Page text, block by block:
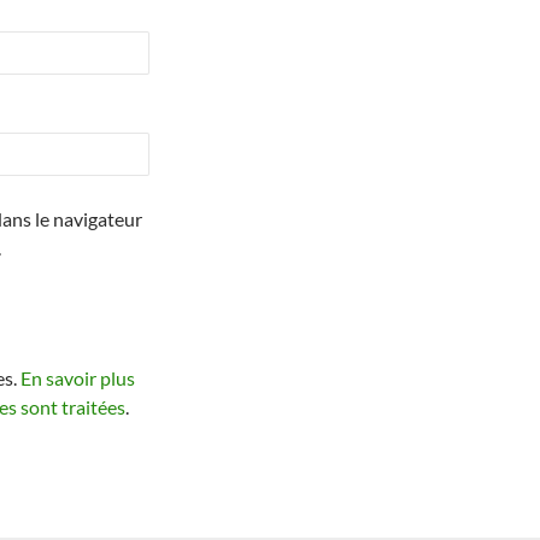
le navigateur
En savoir plus
sont traitées.